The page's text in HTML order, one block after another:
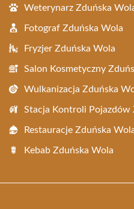
Weterynarz Zduńska
Fotograf Zduńska Wola
Fryzjer Zduńska Wola
Salon Kosmetyczny
Wulkanizacja Zduńska
Stacja Kontroli Pojazdów
Restauracje Zduńska
Kebab Zduńska Wola